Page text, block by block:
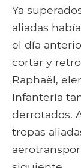
Ya
aliadas
el día
cortar y
Raphaël,
Infantería
derrotados.
tropas